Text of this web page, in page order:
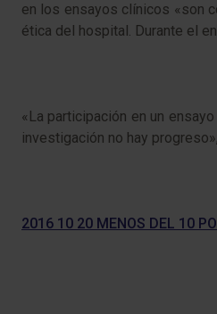
en los ensayos clínicos «son
ética del hospital. Durante el
«La participación en un
investigación no hay
2016 10 20 MENOS DEL 10